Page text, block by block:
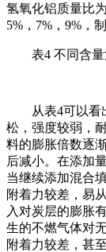
氢氧化铝质量比
5%，7%，9%，
表4 不同含
从表4可以
松，强度较弱，
料的膨胀倍数逐
后减小。在添加
当继续添加混合
附着力较差，易
入对炭层的膨胀
生的不燃气体对
附着力较差，甚